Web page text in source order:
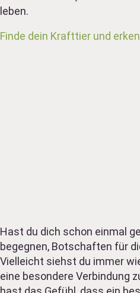
leben.
Finde dein Krafttier und
Hast du dich schon einmal
begegnen, Botschaften für
Vielleicht siehst du immer
eine besondere Verbindung